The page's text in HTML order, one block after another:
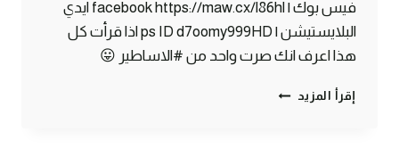
فيس بوك | facebook https://maw.cx/l86hl ايدي
البلايستيشن | ps ID d7oomy999HD اذا قرأت كل
هذا اعرف انك صرت واحد من #الاساطير 😛
إقرأ المزيد ماين